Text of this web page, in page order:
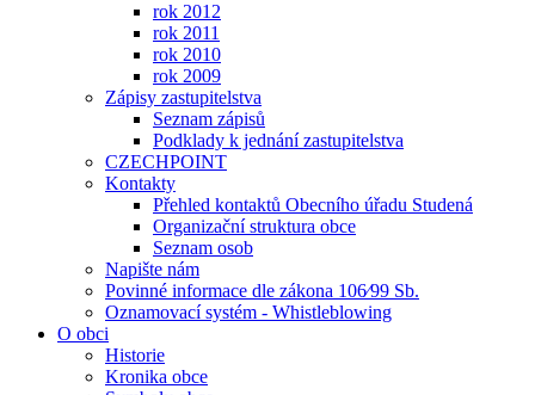
rok 2012
rok 2011
rok 2010
rok 2009
Zápisy zastupitelstva
Seznam zápisů
Podklady k jednání zastupitelstva
CZECHPOINT
Kontakty
Přehled kontaktů Obecního úřadu Studená
Organizační struktura obce
Seznam osob
Napište nám
Povinné informace dle zákona 106⁄99 Sb.
Oznamovací systém - Whistleblowing
O obci
Historie
Kronika obce